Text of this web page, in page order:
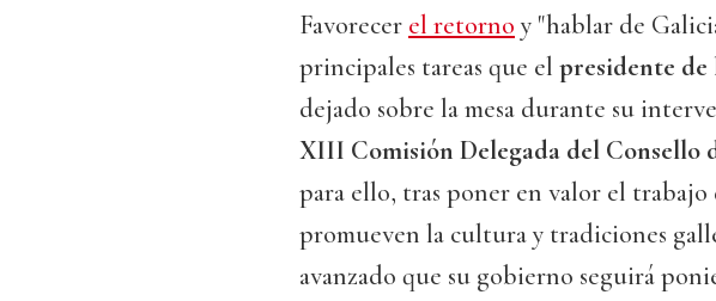
Favorecer el retorno y "hablar de
principales tareas que el presidente de
dejado sobre la mesa durante su
XIII Comisión Delegada del Consello
para ello, tras poner en valor el
promueven la cultura y tradiciones
avanzado que su gobierno seguirá